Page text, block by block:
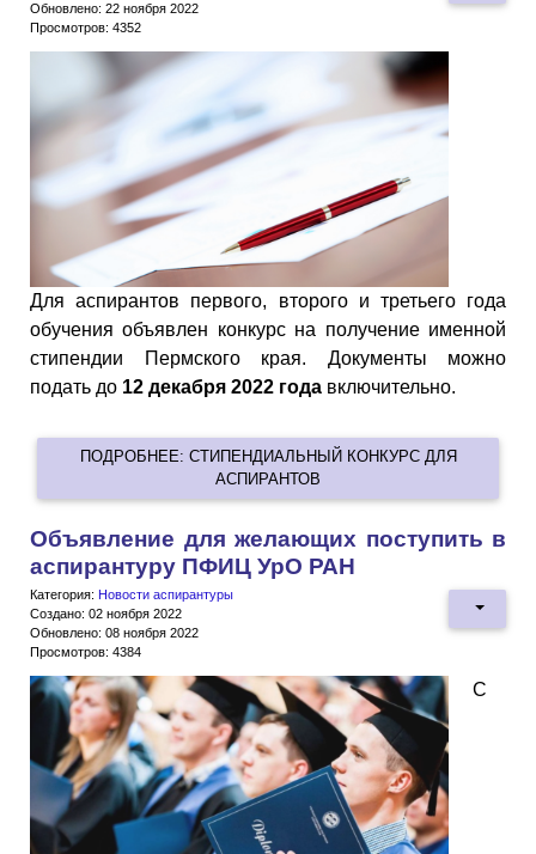
Обновлено: 22 ноября 2022
Просмотров: 4352
Для аспирантов первого, второго и третьего года
обучения объявлен конкурс на получение именной
стипендии Пермского края. Документы можно
подать до 12 декабря 2022 года включительно.
ПОДРОБНЕЕ: СТИПЕНДИАЛЬНЫЙ КОНКУРС ДЛЯ
АСПИРАНТОВ
Объявление для желающих поступить в
аспирантуру ПФИЦ УрО РАН
Категория: Новости аспирантуры
Создано: 02 ноября 2022
Обновлено: 08 ноября 2022
Просмотров: 4384
С